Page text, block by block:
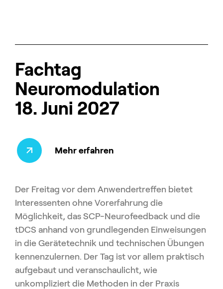
Fachtag
Neuromodulation
18. Juni 2027
Mehr erfahren
Der Freitag vor dem Anwendertreffen bietet
Interessenten ohne Vorerfahrung die
Möglichkeit, das SCP-Neurofeedback und die
tDCS anhand von grundlegenden Einweisungen
in die Gerätetechnik und technischen Übungen
kennenzulernen. Der Tag ist vor allem praktisch
aufgebaut und veranschaulicht, wie
unkompliziert die Methoden in der Praxis